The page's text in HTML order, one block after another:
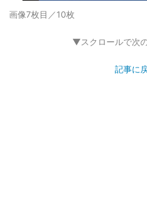
画像7枚目／10枚
▼スクロールで次
記事に